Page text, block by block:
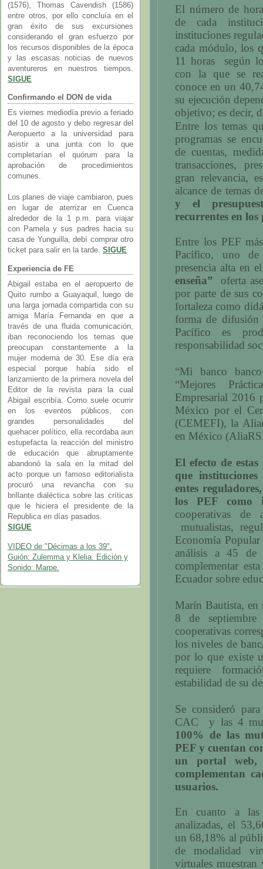
(1576), Thomas Cavendish (1586)
entre otros, por ello concluía en el
gran éxito de sus excursiones
considerando el gran esfuerzo por
los recursos disponibles de la época
y las escasas noticias de nuevos
aventureros en nuestros tiempos.
SIGUE
Confirmando el DON de vida
Es viernes mediodía previo a feriado
del 10 de agosto y debo regresar del
Aeropuerto a la universidad para
asistir a una junta con lo que
completarían el quórum para la
aprobación de procedimientos
comunes.
Los planes de viaje cambiaron, pues
en lugar de aterrizar en Cuenca
alrededor de la 1 p.m. para viajar
con Pamela y sus padres hacia su
casa de Yunguilla, debí comprar otro
ticket para salir en la tarde. SIGUE
Experiencia de FE
Abigail estaba en el aeropuerto de
Quito rumbo a Guayaquil, luego de
una larga jornada compartida con su
amiga María Fernanda en que a
través de una fluida comunicación,
iban reconociendo los temas que
preocupan constantemente a la
mujer moderna de 30. Ese día era
especial porque había sido el
lanzamiento de la primera novela del
Editor de la revista para la cual
Abigail escribía. Como suele ocurrir
en los eventos públicos, con
grandes personalidades del
quehacer político, ella recordaba aun
estupefacta la reacción del ministro
de educación que abruptamente
abandonó la sala en la mitad del
acto porque un famoso editorialista
procuró una revancha con su
brillante dialéctica sobre las críticas
que le hiciera el presidente de la
Republica en días pasados.
SIGUE
VIDEO de "Décimas a los 39".
Guión: Zulemma y Klelia. Edición y
Sonido: Marpe.
El número de
de cada
instituciones
cada módulo, los
11 horas
según
con la que se
conoce en un
su ejecución
objetivo; es decir,
Entre los temas
programas se
de cuentas,
transacciones,
gran relevancia,
alcance de temas
y el
recurrentes en
Entre los PEF
Pacífico, uno
presencia alta en
enseña”
oferta
por parte de sus
fortaleza como
forma de
Pacífico es
responsabilidad
“Mi banco
“Mejores
Empresarial 2016
México por el
(CEMEFI), la
en México
El efecto de
que
entes
los PEF como
cooperativas
mutualistas,
Economía
análisis a 45 de
complementar
Ecuador sobre
Marín Bautista, en
8 de
cooperativas
los niveles de
por lo que existe
requiere
estabilidad de su
Se consideró
CAC
y las 4
100% de las
PEF y cuentan
un portal web,
complementan
usuarios.
En cuanto a
analizadas, el
un 68,18% al
de modalidad
virtuales muestran